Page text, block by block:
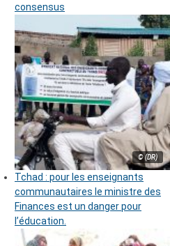
consensus
© (DR)
Tchad : pour les enseignants
communautaires le ministre des
Finances est un danger pour
l’éducation.